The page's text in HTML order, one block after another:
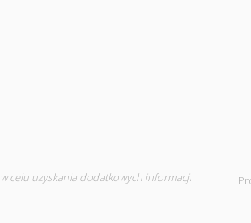
celu uzyskania dodatkowych informacji